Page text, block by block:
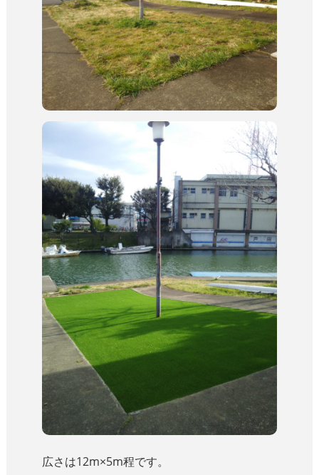
広さは12m×5m程です。